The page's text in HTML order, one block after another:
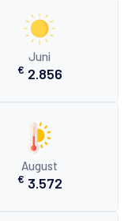
Juni
€ 2.856
August
€ 3.572